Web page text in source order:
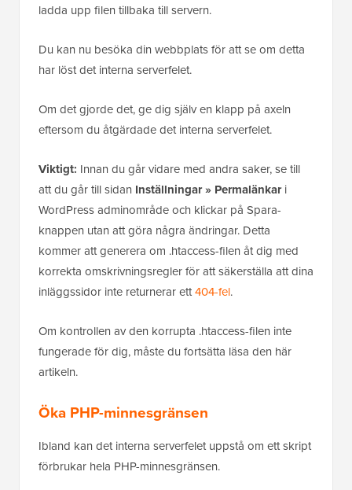
ladda upp filen tillbaka till servern.
Du kan nu besöka din webbplats för att se om detta
har löst det interna serverfelet.
Om det gjorde det, ge dig själv en klapp på axeln
eftersom du åtgärdade det interna serverfelet.
Viktigt: Innan du går vidare med andra saker, se till
att du går till sidan Inställningar » Permalänkari
WordPress adminområde och klickar på Spara-
knappen utan att göra några ändringar. Detta
kommer att generera om .htaccess-filen åt dig med
korrekta omskrivningsregler för att säkerställa att dina
inläggssidor inte returnerar ett404-fel.
Om kontrollen av den korrupta .htaccess-filen inte
fungerade för dig, måste du fortsätta läsa den här
artikeln.
Öka PHP-minnesgränsen
Ibland kan det interna serverfelet uppstå om ett skript
förbrukar hela PHP-minnesgränsen.